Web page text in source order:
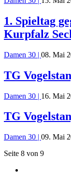
1. Spieltag
Kurpfalz
Damen 30 | 08. Mai
TG
Damen 30 | 16. Mai
TG
Damen 30 | 09. Mai
Seite 8 von 9